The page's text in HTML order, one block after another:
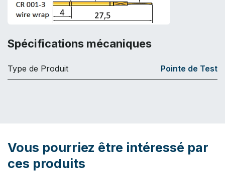
Spécifications mécaniques
Type de Produit Pointe de Test
Vous pourriez être intéressé par
ces produits